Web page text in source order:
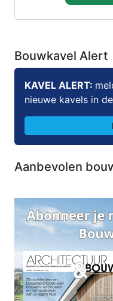
Bouwkavel Alert
KAVEL ALERT:
nieuwe kavels in
Aanbevolen